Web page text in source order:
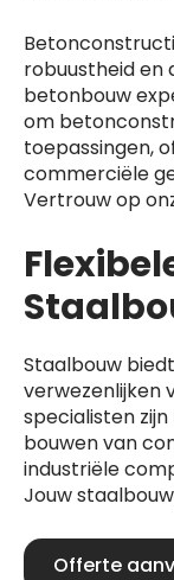
robuustheid en
betonbouw
om
toepassingen,
commerciële
Vertrouw op
Staalbouw
verwezenlijken
specialisten
bouwen van
industriële
Jouw
Offerte